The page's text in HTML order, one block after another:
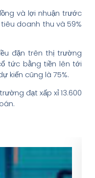
và lợi nhuận trước
doanh thu và 59%
đặn trên thị trường
tức bằng tiền lên tới
kiến cũng là 75%.
đạt xấp xỉ 13.600